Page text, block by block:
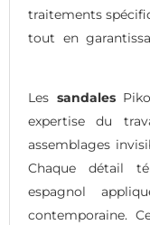
traitements
tout en
Les sandales
expertise du
assemblages
Chaque détail
espagnol
contemporaine.